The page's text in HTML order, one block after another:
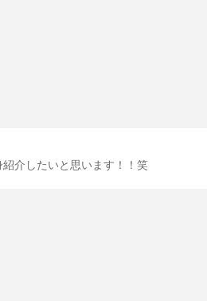
介したいと思います！！笑